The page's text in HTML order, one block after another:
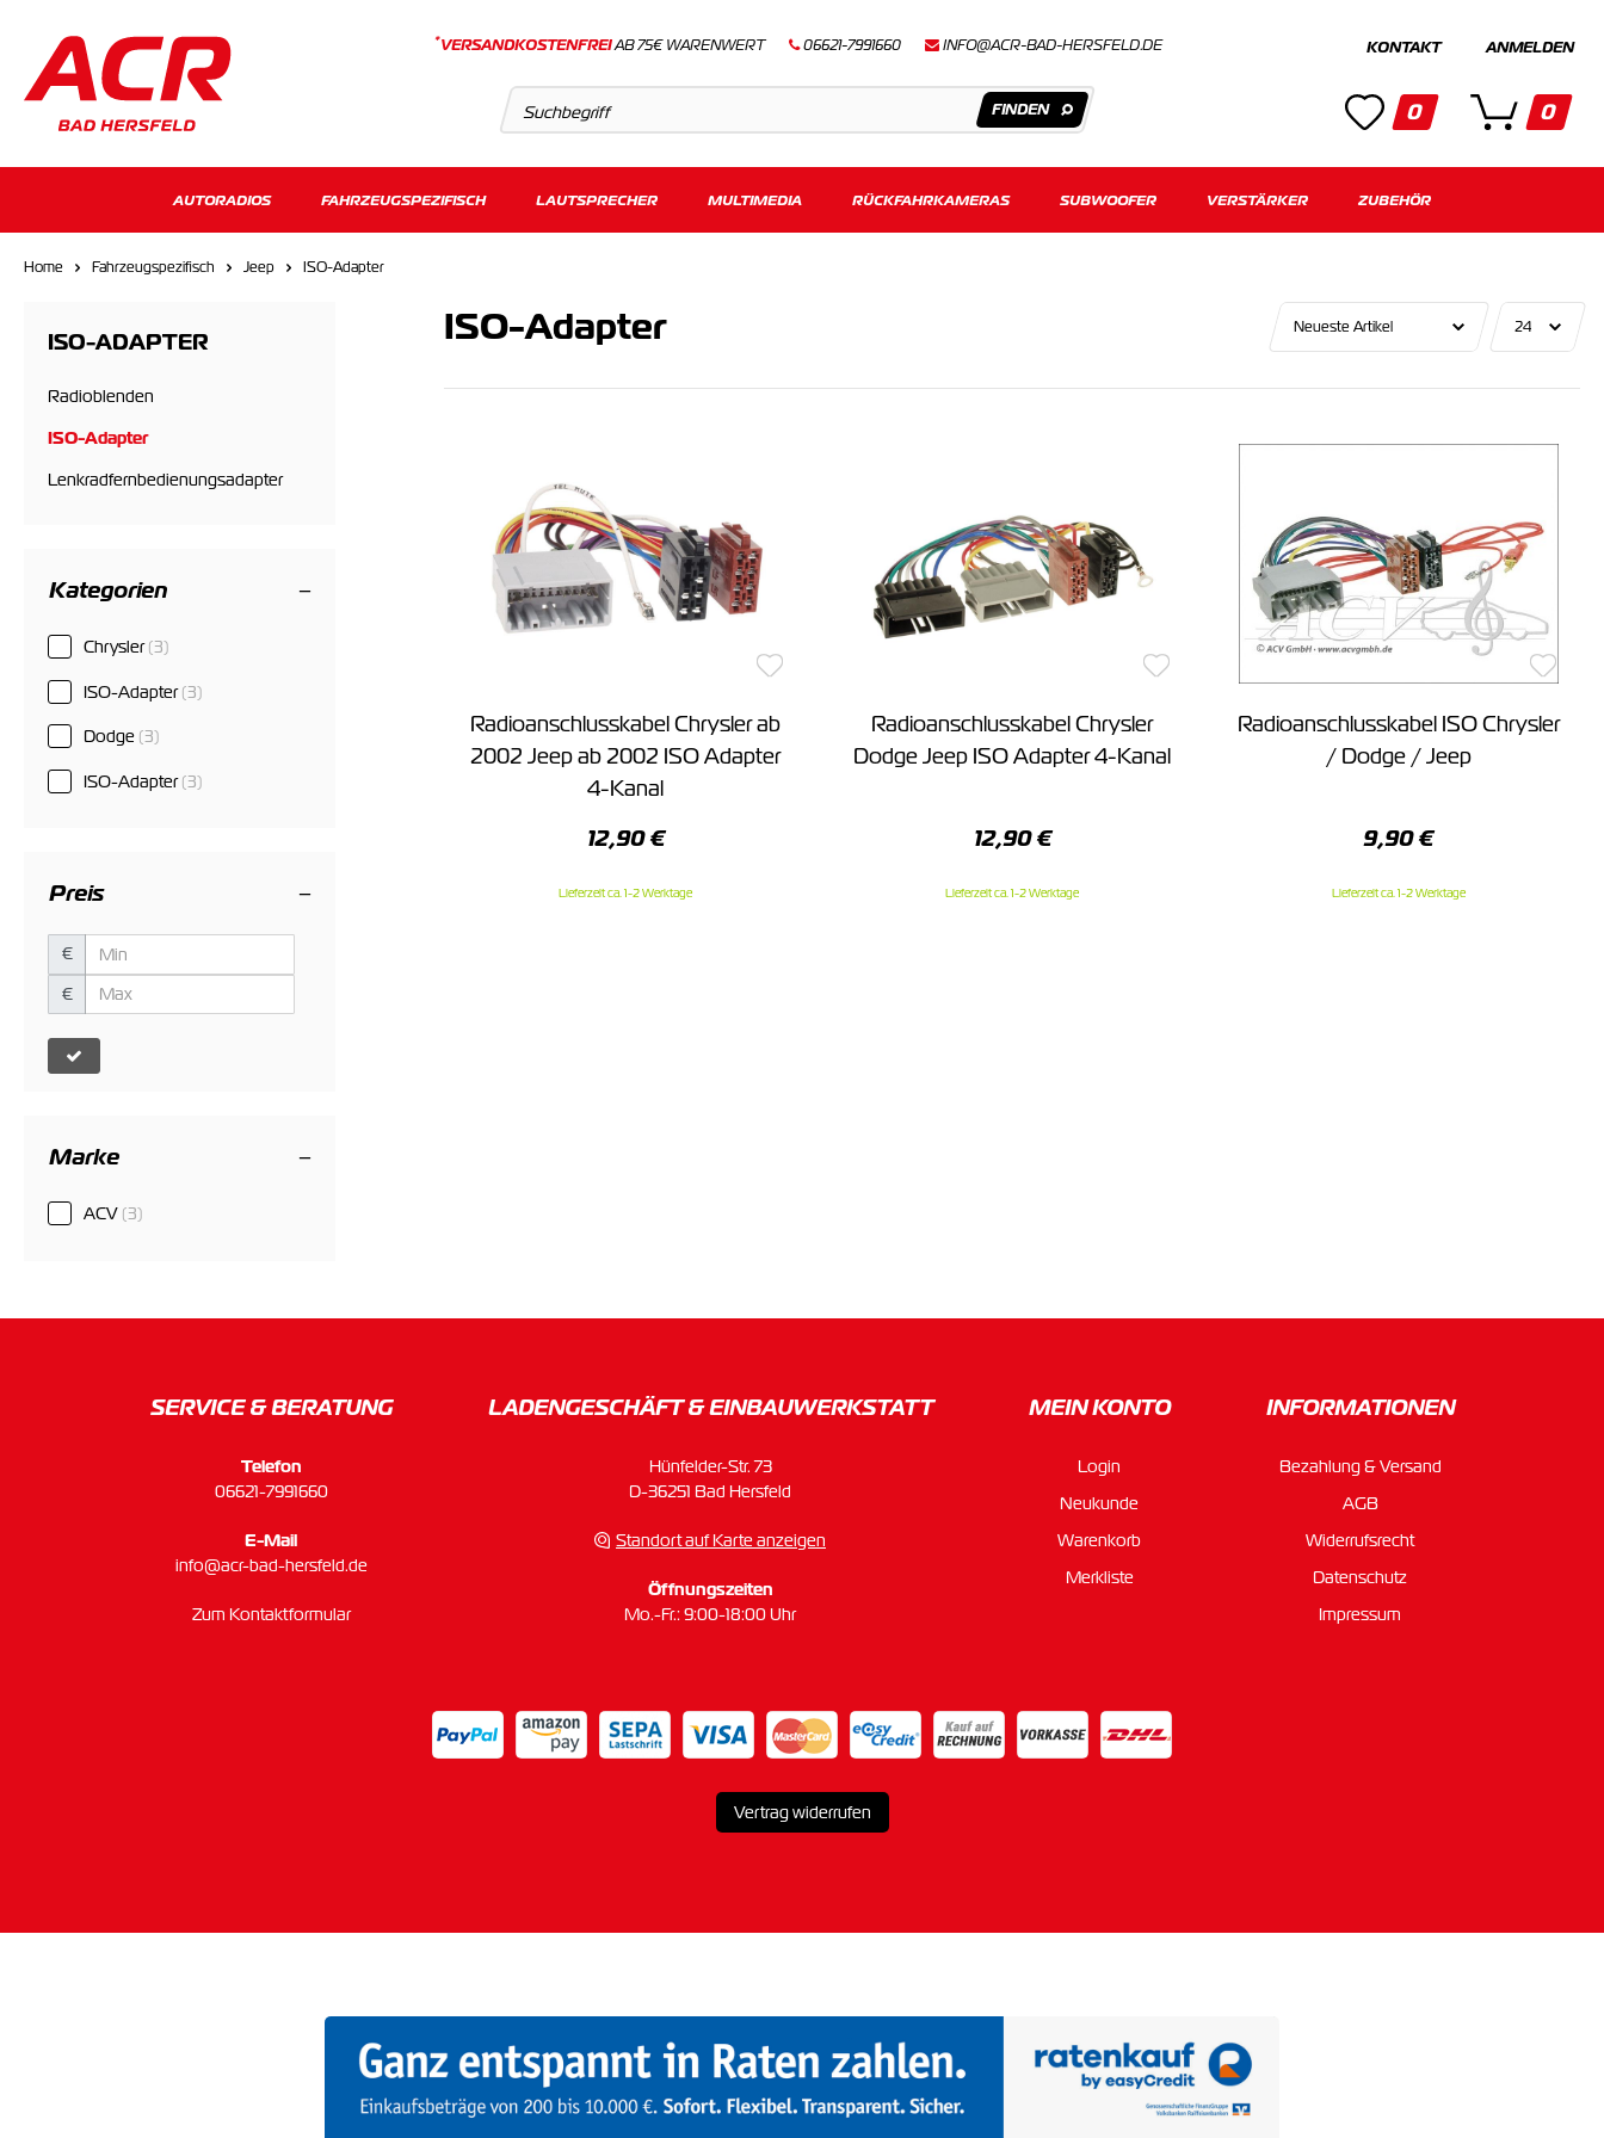
*VERSANDKOSTENFREIAB 75€ WARENWERT 06621-7991660 INFO@ACR-BAD-HERSFELD.DE
Artikel Kategorien
KONTAKT
0
ANMELDEN
0
AUTORADIOS FAHRZEUGSPEZIFISCH LAUTSPRECHER MULTIMEDIA RÜCKFAHRKAMERAS SUBWOOFER VERSTÄRKER ZUBEHÖR
Home Fahrzeugspezifisch Jeep ISO-Adapter
ISO-ADAPTER
Radioblenden
ISO-Adapter
Lenkradfernbedienungsadapter
Kategorien
Chrysler(3)
ISO-Adapter(3)
Dodge (3)
ISO-Adapter(3)
Preis
€
€
Marke
ACV (3)
ISO-Adapter
Radioanschlusskabel Chrysler ab
2002 Jeep ab 2002 ISO Adapter
4-Kanal
12,90 €
Lieferzeit ca. 1-2 Werktage
Radioanschlusskabel Chrysler
Dodge Jeep ISO Adapter 4-Kanal
12,90 €
Lieferzeit ca. 1-2 Werktage
Radioanschlusskabel ISO Chrysler
/ Dodge / Jeep
9,90 €
Lieferzeit ca. 1-2 Werktage
SERVICE & BERATUNG
Telefon
06621-7991660
E-Mail
info@acr-bad-hersfeld.de
Zum Kontaktformular
LADENGESCHÄFT & EINBAU­WERKSTATT
Hünfelder-Str. 73
D-36251 Bad Hersfeld
Standort auf Karte anzeigen
Öffnungszeiten
Mo.-Fr.: 9:00-18:00 Uhr
MEIN KONTO
Login
Neukunde
Warenkorb
Merkliste
INFORMATIONEN
Bezahlung & Versand
AGB
Widerrufsrecht
Datenschutz
Impressum
Vertrag widerrufen